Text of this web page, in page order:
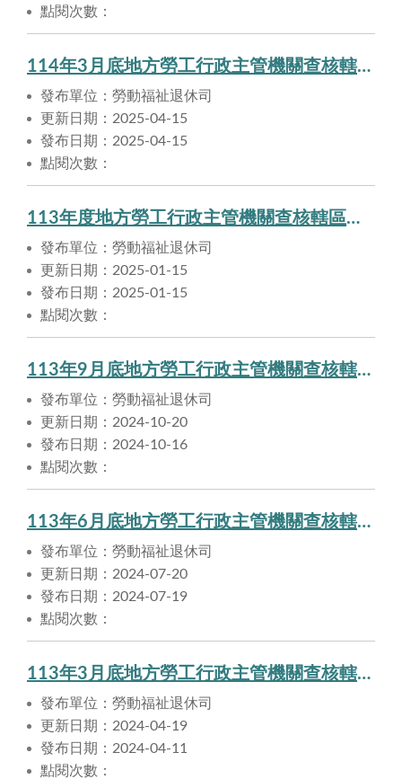
點閱次數：
114年3月底地方勞工行政主管機關查核轄區事業單位依法提撥勞工退休準備金情形
發布單位：勞動福祉退休司
更新日期：2025-04-15
發布日期：2025-04-15
點閱次數：
113年度地方勞工行政主管機關查核轄區事業單位依法提撥勞工退休準備金情形
發布單位：勞動福祉退休司
更新日期：2025-01-15
發布日期：2025-01-15
點閱次數：
113年9月底地方勞工行政主管機關查核轄區事業單位依法提撥勞工退休準備金情形
發布單位：勞動福祉退休司
更新日期：2024-10-20
發布日期：2024-10-16
點閱次數：
113年6月底地方勞工行政主管機關查核轄區事業單位依法提撥勞工退休準備金情形
發布單位：勞動福祉退休司
更新日期：2024-07-20
發布日期：2024-07-19
點閱次數：
113年3月底地方勞工行政主管機關查核轄區事業單位依法提撥勞工退休準備金情形
發布單位：勞動福祉退休司
更新日期：2024-04-19
發布日期：2024-04-11
點閱次數：